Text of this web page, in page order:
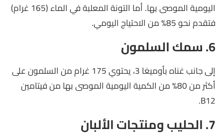
اليومية الموصى بها. أما التونة المعلبة في الماء (165 غرام)
فتقدم نحو 85% من الاحتياج اليومي.
6. سمك السلمون
إلى جانب غناه بأوميغا 3، يحتوي 175 غرام من السلمون على
أكثر من 80% من الكمية اليومية الموصى بها من فيتامين
B12.
7. الحليب ومنتجات الألبان